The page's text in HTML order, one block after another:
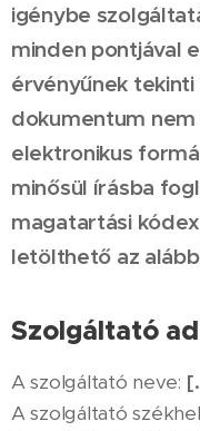
igénybe
minden pontjával
érvényűnek
dokumentum
elektronikus
minősül írásba
magatartási
letölthető az
Szolgáltató
A szolgáltató neve:
A szolgáltató